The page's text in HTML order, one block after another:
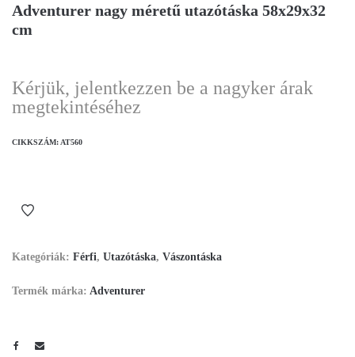
Adventurer nagy méretű utazótáska 58x29x32
cm
Kérjük, jelentkezzen be a nagyker árak
megtekintéséhez
CIKKSZÁM: AT560
Kategóriák: Férfi, Utazótáska, Vászontáska
Termék márka: Adventurer